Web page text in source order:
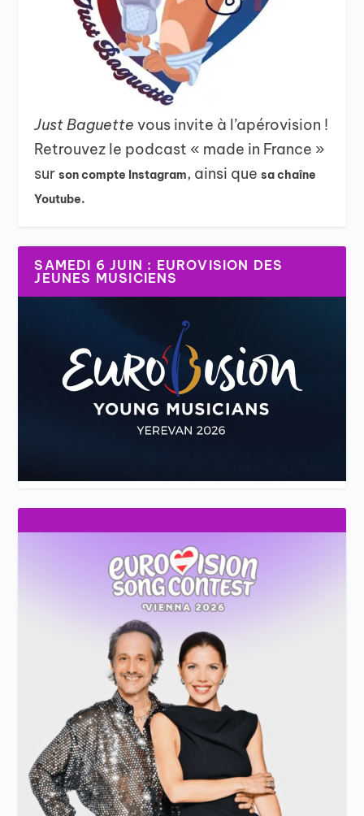
Just Baguettevous invite à l’apérovision !
Retrouvez le podcast « made in France »
surson compte Instagram, ainsi quesa chaîne
Youtube.
SAMEDI 6 JUIN : EUROVISION DES
JEUNES MUSICIENS